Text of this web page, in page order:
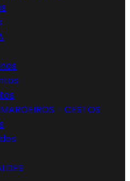
- CESTOS